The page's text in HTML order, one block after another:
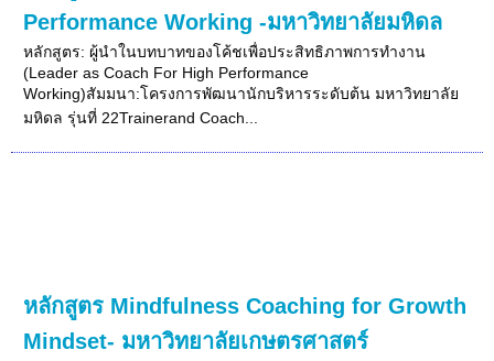
Performance Working -มหาวิทยาลัยมหิดล
หลักสูตร: ผู้นำในบทบาทของโค้ชเพื่อประสิทธิภาพการทำงาน
(Leader as Coach For High Performance
Working)สัมมนา:โครงการพัฒนานักบริหารระดับต้น มหาวิทยาลัย
มหิดล รุ่นที่ 22Trainerand Coach...
หลักสูตร Mindfulness Coaching for Growth
Mindset- มหาวิทยาลัยเกษตรศาสตร์